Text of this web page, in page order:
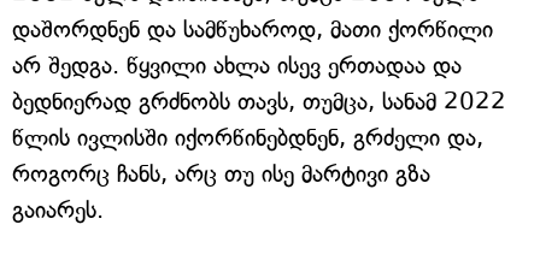
დაშორდნენ და სამწუხაროდ, მათი ქორწილი
არ შედგა. წყვილი ახლა ისევ ერთადაა და
ბედნიერად გრძნობს თავს, თუმცა, სანამ 2022
წლის ივლისში იქორწინებდნენ, გრძელი და,
როგორც ჩანს, არც თუ ისე მარტივი გზა
გაიარეს.